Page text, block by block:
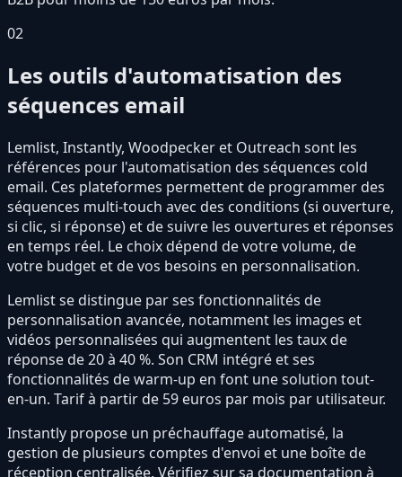
02
Les outils d'automatisation des
séquences email
Lemlist, Instantly, Woodpecker et Outreach sont les
références pour l'automatisation des séquences cold
email. Ces plateformes permettent de programmer des
séquences multi-touch avec des conditions (si ouverture,
si clic, si réponse) et de suivre les ouvertures et réponses
en temps réel. Le choix dépend de votre volume, de
votre budget et de vos besoins en personnalisation.
Lemlist se distingue par ses fonctionnalités de
personnalisation avancée, notamment les images et
vidéos personnalisées qui augmentent les taux de
réponse de 20 à 40 %. Son CRM intégré et ses
fonctionnalités de warm-up en font une solution tout-
en-un. Tarif à partir de 59 euros par mois par utilisateur.
Instantly propose un préchauffage automatisé, la
gestion de plusieurs comptes d'envoi et une boîte de
réception centralisée. Vérifiez sur sa documentation à